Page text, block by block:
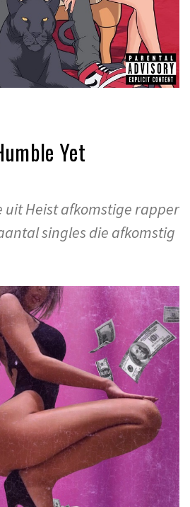
Yet
uit Heist afkomstige rapper
singles die afkomstig